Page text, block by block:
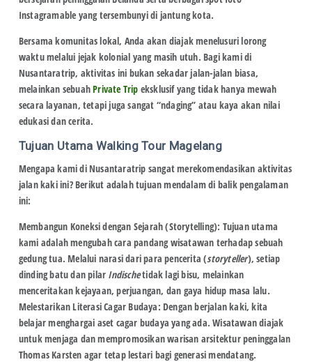
Instagramable yang tersembunyi di jantung kota.
Bersama komunitas lokal, Anda akan diajak menelusuri lorong
waktu melalui jejak kolonial yang masih utuh. Bagi kami di
Nusantaratrip, aktivitas ini bukan sekadar jalan-jalan biasa,
melainkan sebuahPrivate Trip eksklusif yang tidak hanya mewah
secara layanan, tetapi juga sangat “ndaging” atau kaya akan nilai
edukasi dan cerita.
Tujuan Utama Walking Tour Magelang
Mengapa kami di Nusantaratrip sangat merekomendasikan aktivitas
jalan kaki ini? Berikut adalah tujuan mendalam di balik pengalaman
ini:
Membangun Koneksi dengan Sejarah (Storytelling): Tujuan utama
kami adalah mengubah cara pandang wisatawan terhadap sebuah
gedung tua. Melalui narasi dari para pencerita (storyteller), setiap
dinding batu dan pilar Indischetidak lagi bisu, melainkan
menceritakan kejayaan, perjuangan, dan gaya hidup masa lalu.
Melestarikan Literasi Cagar Budaya: Dengan berjalan kaki, kita
belajar menghargai aset cagar budaya yang ada. Wisatawan diajak
untuk menjaga dan mempromosikan warisan arsitektur peninggalan
Thomas Karsten agar tetap lestari bagi generasi mendatang.